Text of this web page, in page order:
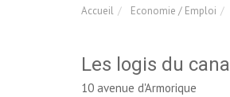
Accueil Economie / Emploi
Les logis du canal
10 avenue d'Armorique